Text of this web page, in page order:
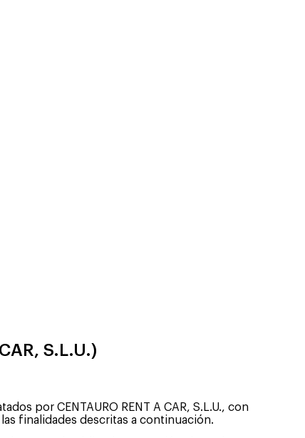
S.L.U.)
por CENTAURO RENT A CAR, S.L.U., con
finalidades descritas a continuación.